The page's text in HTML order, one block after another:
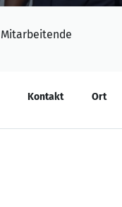
Mitarbeitende
Kontakt Ort